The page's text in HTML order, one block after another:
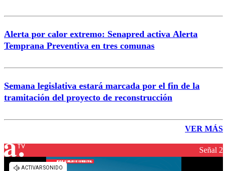
Alerta por calor extremo: Senapred activa Alerta
Temprana Preventiva en tres comunas
Semana legislativa estará marcada por el fin de la
tramitación del proyecto de reconstrucción
VER MÁS
Señal 2